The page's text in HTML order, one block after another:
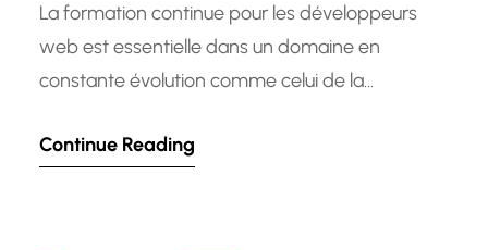
La formation continue pour les développeurs
web est essentielle dans un domaine en
constante évolution comme celui de la
crucial de rester à jour avec les dernières
Continue Reading